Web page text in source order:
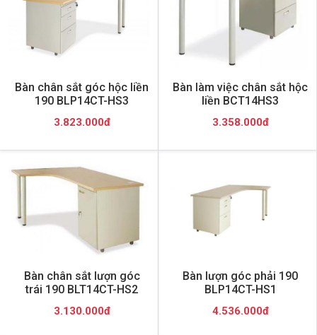
Bàn chân sắt góc hộc liền
190 BLP14CT-HS3
3.823.000đ
Bàn làm việc chân sắt hộc
liền BCT14HS3
3.358.000đ
Bàn chân sắt lượn góc
trái 190 BLT14CT-HS2
3.130.000đ
Bàn lượn góc phải 190
BLP14CT-HS1
4.536.000đ